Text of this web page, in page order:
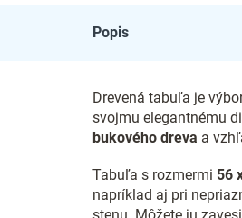
Popis
Drevená tabuľa je
svojmu elegantnému
bukového dreva a
Tabuľa s rozmermi 56
napríklad aj pri